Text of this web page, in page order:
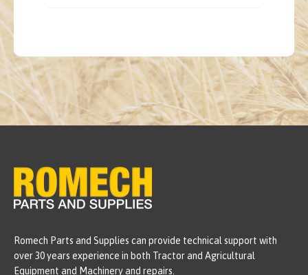
Romech Parts and Supplies can provide technical support with
over 30 years experience in both Tractor and Agricultural
Equipment and Machinery and repairs.